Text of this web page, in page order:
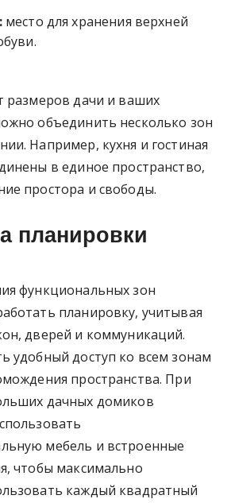
место для хранения верхней
размеров дачи и ваших
объединить несколько зон
Например, кухня и гостиная
в единое пространство,
простора и свободы.
планировки
функциональных зон
планировку, учитывая
дверей и коммуникаций.
удобный доступ ко всем зонам
пространства. При
дачных домиков
мебель и встроенные
чтобы максимально
каждый квадратный